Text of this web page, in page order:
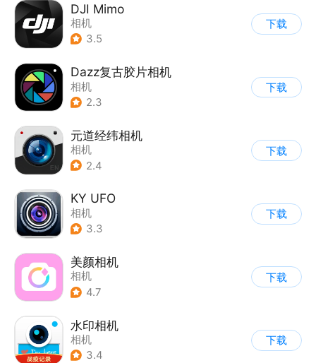
DJI Mimo
相机
3.5
下载
Dazz复古胶片相机
相机
2.3
下载
元道经纬相机
相机
2.4
下载
KY UFO
相机
3.3
下载
美颜相机
相机
4.7
下载
水印相机
相机
3.4
下载